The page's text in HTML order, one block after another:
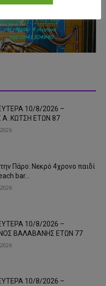
10/8/2026 –
ΚΩΤΣΗ ΕΤΩΝ 87
Πάρο: Νεκρό 4χρονο παιδί
bar…
10/8/2026 –
ΒΑΛΑΒΑΝΗΣ ΕΤΩΝ 77
10/8/2026 –